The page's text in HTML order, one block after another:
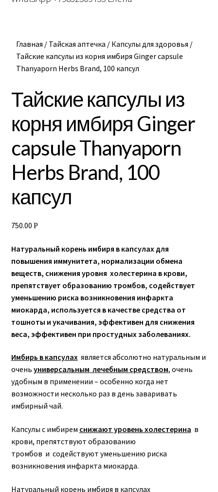
Главная / Тайская аптечка / Капсулы для здоровья /
Тайские капсулы из корня имбиря Ginger capsule
Thanyaporn Herbs Brand, 100 капсул
Тайские капсулы из
корня имбиря Ginger
capsule Thanyaporn
Herbs Brand, 100
капсул
750.00 Р
Натуральный корень имбиря в капсулах для
повышения иммунитета, нормализации обмена
веществ, снижения уровня холестерина в крови,
препятствует образованию тромбов, содействует
уменьшению риска возникновения инфаркта
миокарда, используется в качестве средства от
тошноты и укачивания, эффективен для снижения
веса, эффективен при простудных заболеваниях.
Имбирь в капсулахявляется абсолютно натуральным и
очень универсальным лечебным средством, очень
удобным в применении – особенно когда нет
возможности несколько раз в день заваривать
имбирный чай.
Капсулы с имбирем снижают уровень холестерина в
крови, препятствуют образованию
тромбов и содействуют уменьшению риска
возникновения инфаркта миокарда.
Натуральный корень имбиря в капсулах